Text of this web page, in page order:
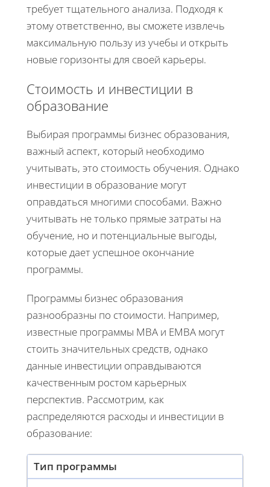
требует тщательного анализа. Подходя к
этому ответственно, вы сможете извлечь
максимальную пользу из учебы и открыть
новые горизонты для своей карьеры.
Стоимость и инвестиции в
образование
Выбирая программы бизнес образования,
важный аспект, который необходимо
учитывать, это стоимость обучения. Однако
инвестиции в образование могут
оправдаться многими способами. Важно
учитывать не только прямые затраты на
обучение, но и потенциальные выгоды,
которые дает успешное окончание
программы.
Программы бизнес образования
разнообразны по стоимости. Например,
известные программы MBA и EMBA могут
стоить значительных средств, однако
данные инвестиции оправдываются
качественным ростом карьерных
перспектив. Рассмотрим, как
распределяются расходы и инвестиции в
образование:
Тип программы